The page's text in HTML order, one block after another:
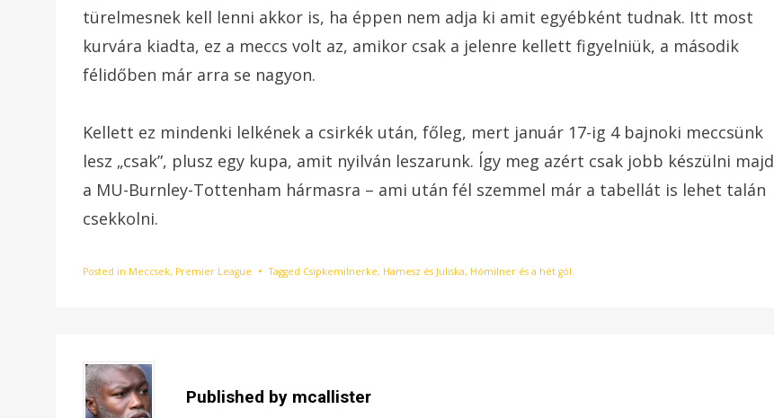
türelmesnek kell lenni akkor is, ha éppen nem adja ki amit egyébként tudnak. Itt most
kurvára kiadta, ez a meccs volt az, amikor csak a jelenre kellett figyelniük, a második
félidőben már arra se nagyon.
Kellett ez mindenki lelkének a csirkék után, főleg, mert január 17-ig 4 bajnoki meccsünk
lesz „csak”, plusz egy kupa, amit nyilván leszarunk. Így meg azért csak jobb készülni majd
a MU-Burnley-Tottenham hármasra – ami után fél szemmel már a tabellát is lehet talán
csekkolni.
Posted in Meccsek, Premier League Tagged Csipkemilnerke, Hamesz és Juliska, Hómilner és a hét gól
Published by mcallister